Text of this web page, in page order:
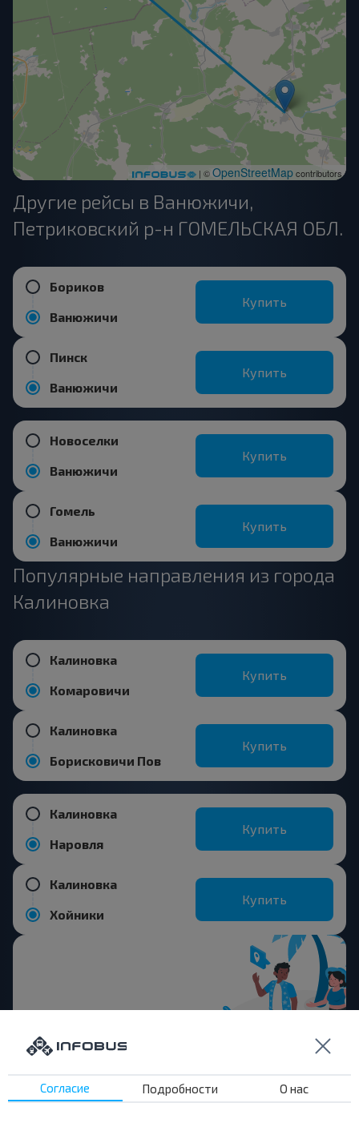
| ©OpenStreetMapcontributors
Другие рейсы в Ванюжичи,
Петриковский р-н ГОМЕЛЬСКАЯ ОБЛ.
Бориков
Ванюжичи
Купить
Пинск
Ванюжичи
Купить
Новоселки
Ванюжичи
Купить
Гомель
Ванюжичи
Купить
Популярные направления из города
Калиновка
Калиновка
Комаровичи
Купить
Калиновка
Борисковичи Пов
Купить
Калиновка
Наровля
Купить
Калиновка
Хойники
Купить
путешествовать
дешевле?
Не пропусти специальные акции, скидки и
Согласие Подробности О нас